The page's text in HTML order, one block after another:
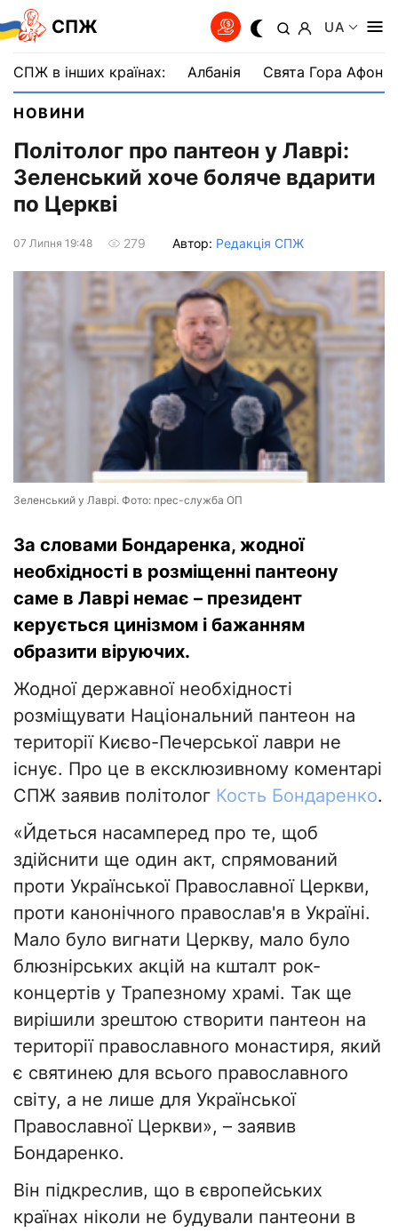
СПЖ UA
СПЖ в інших країнах: Албанія Свята Гора Афон
НОВИНИ
Політолог про пантеон у Лаврі:
Зеленський хоче боляче вдарити
по Церкві
07 Липня 19:48 279 Автор: Редакція СПЖ
Зеленський у Лаврі. Фото: прес-служба ОП
За словами Бондаренка, жодної
необхідності в розміщенні пантеону
саме в Лаврі немає – президент
керується цинізмом і бажанням
образити віруючих.
Жодної державної необхідності
розміщувати Національний пантеон на
території Києво-Печерської лаври не
існує. Про це в ексклюзивному коментарі
СПЖ заявив політолог Кость Бондаренко.
«Йдеться насамперед про те, щоб
здійснити ще один акт, спрямований
проти Української Православної Церкви,
проти канонічного православ'я в Україні.
Мало було вигнати Церкву, мало було
блюзнірських акцій на кшталт рок-
концертів у Трапезному храмі. Так ще
вирішили зрештою створити пантеон на
території православного монастиря, який
є святинею для всього православного
світу, а не лише для Української
Православної Церкви», – заявив
Бондаренко.
Він підкреслив, що в європейських
країнах ніколи не будували пантеони в